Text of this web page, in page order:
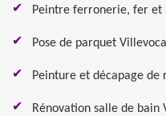
Peintre ferronerie, fer et
Pose de parquet
Peinture et décapage
Rénovation salle de bain